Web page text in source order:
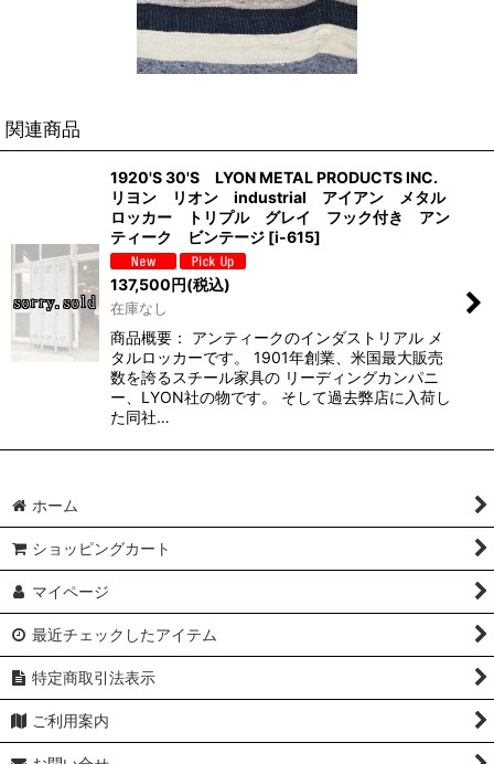
関連商品
1920'S 30'S LYON METAL PRODUCTS INC.
リヨン リオン industrial アイアン メタル
ロッカー トリプル グレイ フック付き アン
ティーク ビンテージ [i-615]
137,500円(税込)
在庫なし
商品概要： アンティークのインダストリアル メ
タルロッカーです。 1901年創業、米国最大販売
数を誇るスチール家具の リーディングカンパニ
ー、LYON社の物です。 そして過去弊店に入荷し
た同社…
ホーム
ショッピングカート
マイページ
最近チェックしたアイテム
特定商取引法表示
ご利用案内